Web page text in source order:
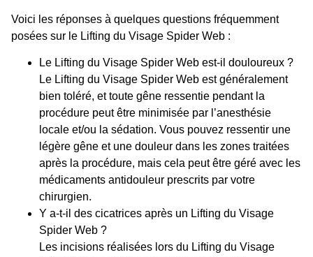
Voici les réponses à quelques questions fréquemment
posées sur le Lifting du Visage Spider Web :
Le Lifting du Visage Spider Web est-il douloureux ?
Le Lifting du Visage Spider Web est généralement
bien toléré, et toute gêne ressentie pendant la
procédure peut être minimisée par l’anesthésie
locale et/ou la sédation. Vous pouvez ressentir une
légère gêne et une douleur dans les zones traitées
après la procédure, mais cela peut être géré avec les
médicaments antidouleur prescrits par votre
chirurgien.
Y a-t-il des cicatrices après un Lifting du Visage
Spider Web ?
Les incisions réalisées lors du Lifting du Visage